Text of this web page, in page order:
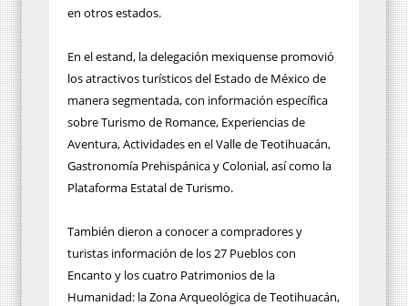
en otros estados.
En el estand, la delegación mexiquense promovió
los atractivos turísticos del Estado de México de
manera segmentada, con información específica
sobre Turismo de Romance, Experiencias de
Aventura, Actividades en el Valle de Teotihuacán,
Gastronomía Prehispánica y Colonial, así como la
Plataforma Estatal de Turismo.
También dieron a conocer a compradores y
turistas información de los 27 Pueblos con
Encanto y los cuatro Patrimonios de la
Humanidad: la Zona Arqueológica de Teotihuacán,